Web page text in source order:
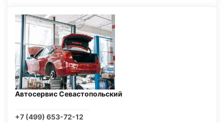
Автосервис Севастопольский
+7 (499) 653-72-12